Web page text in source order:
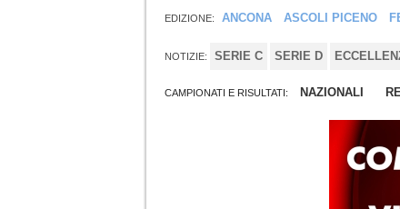
EDIZIONE: ANCONA ASCOLI PICENO
NOTIZIE: SERIE C SERIE D
CAMPIONATI E RISULTATI: NAZIONALI